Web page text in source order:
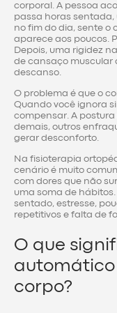
corporal. A pessoa
passa horas sentada,
no fim do dia, sente o
aparece aos poucos.
Depois, uma rigidez
de cansaço muscular
descanso.
O problema é que o
Quando você ignora
compensar. A
demais, outros
gerar desconforto.
Na fisioterapia
cenário é muito
com dores que não
uma soma de
sentado, estresse,
repetitivos e falta de
O que
corpo?